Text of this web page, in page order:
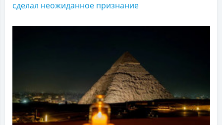
сделал неожиданное признание